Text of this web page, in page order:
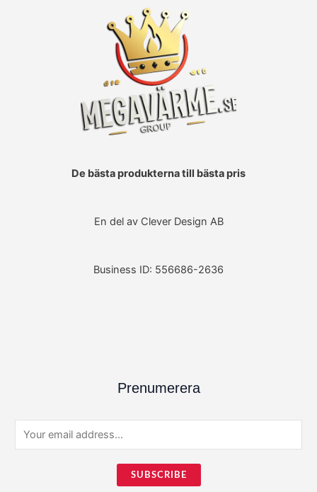
De bästa produkterna till bästa pris
En del av Clever Design AB
Business ID: 556686-2636
Prenumerera
m
SUBSCRIBE